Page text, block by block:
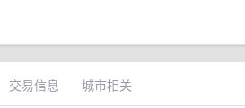
交易信息 城市相关